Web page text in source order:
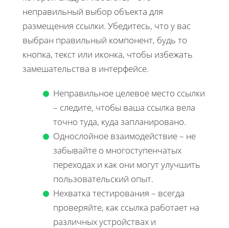
неправильный выбор объекта для
размещения ссылки. Убедитесь, что у вас
выбран правильный компонент, будь то
кнопка, текст или иконка, чтобы избежать
замешательства в интерфейсе.
Неправильное целевое место ссылки
– следите, чтобы ваша ссылка вела
точно туда, куда запланировано.
Однослойное взаимодействие – не
забывайте о многоступенчатых
переходах и как они могут улучшить
пользовательский опыт.
Нехватка тестирования – всегда
проверяйте, как ссылка работает на
различных устройствах и